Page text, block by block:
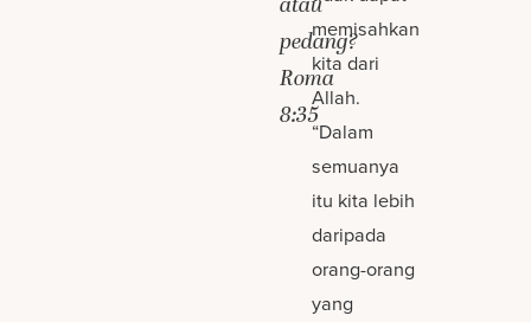
pedang?
Roma
8:35
memisahkan
kita dari
Allah.
“Dalam
semuanya
itu kita lebih
daripada
orang-orang
yang